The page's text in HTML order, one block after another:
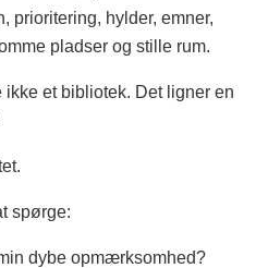
prioritering, hylder, emner,
pladser og stille rum.
et bibliotek. Det ligner en
spørge:
dybe opmærksomhed?